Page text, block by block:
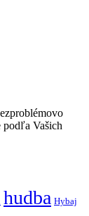
podľa Vašich
hudba Hybaj